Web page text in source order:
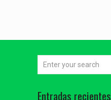
Entradas recientes